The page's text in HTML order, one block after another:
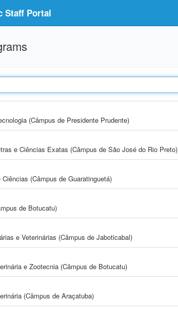
Staff Portal
(Câmpus de Presidente Prudente)
e Ciências Exatas (Câmpus de São José do Rio Preto)
(Câmpus de Guaratinguetá)
de Botucatu)
e Veterinárias (Câmpus de Jaboticabal)
e Zootecnia (Câmpus de Botucatu)
(Câmpus de Araçatuba)